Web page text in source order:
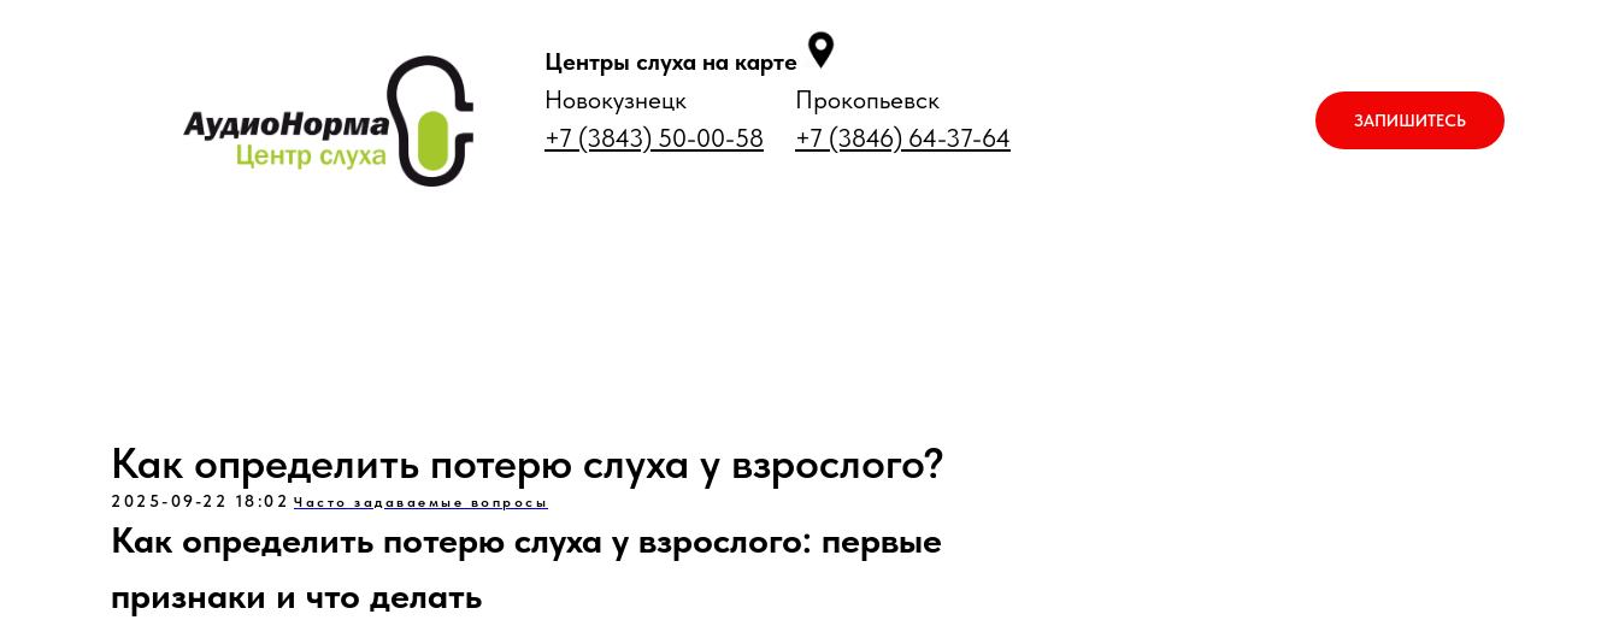
Центры слуха на карте
Прокопьевск
+7 (3846) 64-37-64
Новокузнецк
+7 (3843) 50-00-58
ЗАПИШИТЕСЬ
Как определить потерю слуха у взрослого?
2025-09-22 18:02 Часто задаваемые вопросы
Как определить потерю слуха у взрослого: первые
признаки и что делать